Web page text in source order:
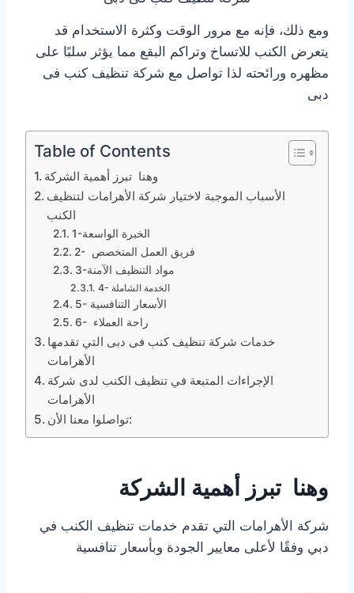
ومع ذلك، فإنه مع مرور الوقت وكثرة الاستخدام قد
يتعرض الكنب للاتساخ وتراكم البقع مما يؤثر سلبًا على
مظهره ورائحته لذا تواصل مع شركة تنظيف كنب فى
دبى
Table of Contents
وهنا تبرز أهمية الشركة
الأسباب الموجبة لاختيار شركة الأهرامات لتنظيف
الكنب
1-الخبرة الواسعة
2- فريق العمل المتخصص
4- الخدمة الشاملة
6- راحة العملاء
خدمات شركة تنظيف كنب فى دبى التي تقدمها
الأهرامات
الإجراءات المتبعة في تنظيف الكنب لدى شركة
تواصلوا معنا الأن:
وهنا تبرز أهمية الشركة
شركة الأهرامات التي تقدم خدمات تنظيف الكنب في
دبي وفقًا لأعلى معايير الجودة وبأسعار تنافسية